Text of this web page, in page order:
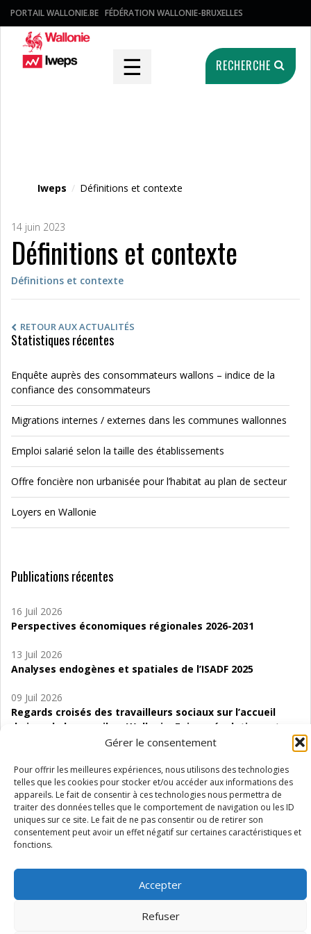
Gérer le consentement
Pour offrir les meilleures expériences, nous utilisons des technologies
telles que les cookies pour stocker et/ou accéder aux informations des
appareils. Le fait de consentir à ces technologies nous permettra de
traiter des données telles que le comportement de navigation ou les ID
uniques sur ce site. Le fait de ne pas consentir ou de retirer son
consentement peut avoir un effet négatif sur certaines caractéristiques et
fonctions.
Accepter
Refuser
PORTAIL WALLONIE.BE FÉDÉRATION WALLONIE-BRUXELLES
☰ RECHERCHE
Iweps / Définitions et contexte
14 juin 2023
Définitions et contexte
Définitions et contexte
RETOUR AUX ACTUALITÉS
Statistiques récentes
Enquête auprès des consommateurs wallons – indice de la
confiance des consommateurs
Migrations internes / externes dans les communes wallonnes
Emploi salarié selon la taille des établissements
Offre foncière non urbanisée pour l’habitat au plan de secteur
Loyers en Wallonie
Publications récentes
16 Juil 2026
Perspectives économiques régionales 2026-2031
13 Juil 2026
Analyses endogènes et spatiales de l’ISADF 2025
09 Juil 2026
Regards croisés des travailleurs sociaux sur l’accueil
de jour de bas seuil en Wallonie. Enjeux, évolutions et
06 Juil 2026
Étude d’évaluabilité des Structures
d’accompagnement à l’autocréation d’emploi (SAACE)
01 Juil 2026
Pénurie du personnel infirmier :quels indicateurs
Wallonie ?